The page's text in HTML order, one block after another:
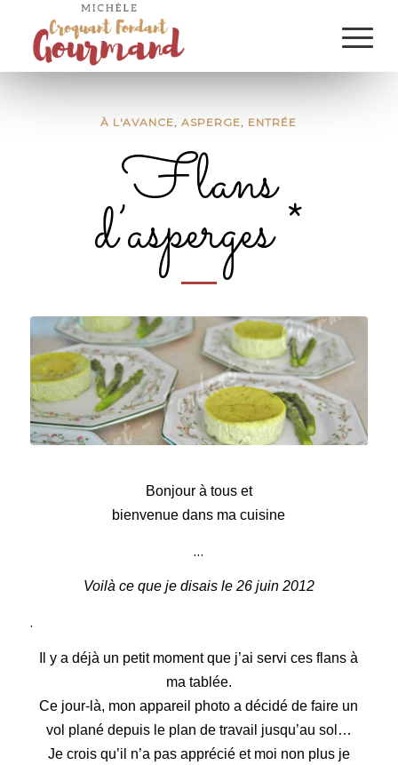
À L'AVANCE,ASPERGE, ENTRÉE
Flans
d’asperges *
Bonjour à tous et
bienvenue dans ma cuisine
…
Voilà ce que je disais le 26 juin 2012
.
Il y a déjà un petit moment que j’ai servi ces flans à
ma tablée.
Ce jour-là, mon appareil photo a décidé de faire un
vol plané depuis le plan de travail jusqu’au sol…
Je crois qu’il n’a pas apprécié et moi non plus je